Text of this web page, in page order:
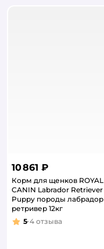
10 861 ₽
Корм для щенков ROYAL
CANIN Labrador Retriever
Puppy породы лабрадор
ретривер 12кг
Рейтинг:
5 4 отзыва